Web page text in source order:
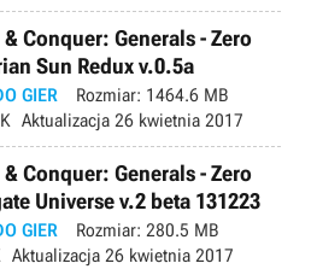
Conquer: Generals - Zero
Sun Redux v.0.5a
GIER Rozmiar: 1464.6 MB
Aktualizacja 26 kwietnia 2017
Conquer: Generals - Zero
Universe v.2 beta 131223
GIER Rozmiar: 280.5 MB
Aktualizacja 26 kwietnia 2017